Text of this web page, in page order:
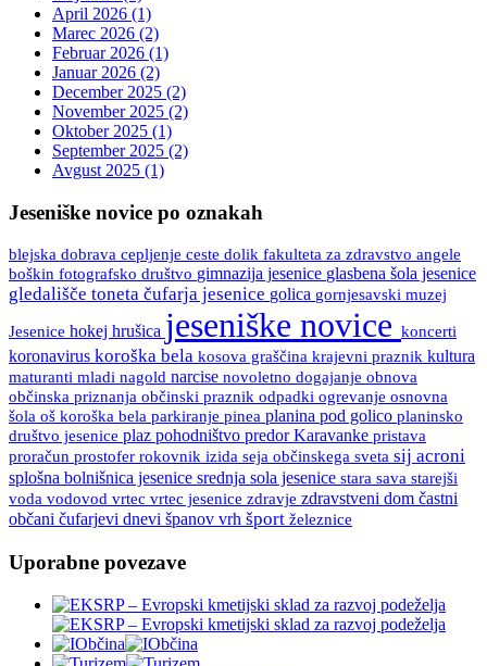
April 2026 (1)
Marec 2026 (2)
Februar 2026 (1)
Januar 2026 (2)
December 2025 (2)
November 2025 (2)
Oktober 2025 (1)
September 2025 (2)
Avgust 2025 (1)
Jeseniške novice po oznakah
blejska dobrava cepljenje ceste dolik fakulteta za zdravstvo angele
boškin fotografsko društvo gimnazija jesenice glasbena šola jesenice
gledališče toneta čufarja jesenice golica gornjesavski muzej
Jesenice hokej hrušica jeseniške novice koncerti
koronavirus koroška bela kosova graščina krajevni praznik kultura
maturanti mladi nagold narcise novoletno dogajanje obnova
občinska priznanja občinski praznik odpadki ogrevanje osnovna
šola oš koroška bela parkiranje pinea planina pod golico planinsko
društvo jesenice plaz pohodništvo predor Karavanke pristava
proračun prostofer rokovnik izida seja občinskega sveta sij acroni
splošna bolnišnica jesenice srednja sola jesenice stara sava starejši
voda vodovod vrtec vrtec jesenice zdravje zdravstveni dom častni
občani čufarjevi dnevi španov vrh šport železnice
Uporabne povezave